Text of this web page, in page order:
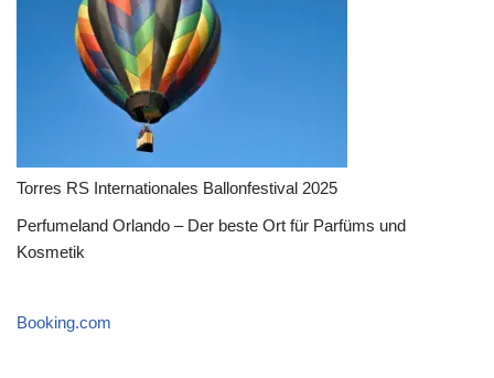
Torres RS Internationales Ballonfestival 2025
Perfumeland Orlando – Der beste Ort für Parfüms und
Kosmetik
Booking.com